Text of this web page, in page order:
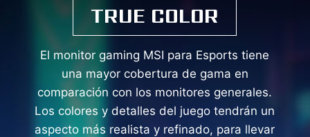
TRUE COLOR
El monitor gaming MSI para Esports tiene
una mayor cobertura de gama en
comparación con los monitores generales.
Los colores y detalles del juego tendrán un
aspecto más realista y refinado, para llevar